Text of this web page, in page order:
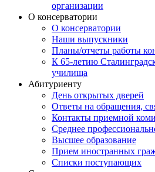
организации
О консерватории
О консерватории
Наши выпускники
Планы/отчеты работы
К 65-летию
училища
Абитуриенту
День открытых дверей
Ответы на обращения,
Контакты приемной
Среднее
Высшее образование
Прием иностранных
Списки поступающих